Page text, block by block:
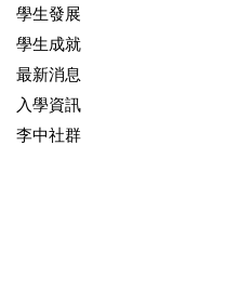
學生發展
學生成就
最新消息
入學資訊
李中社群